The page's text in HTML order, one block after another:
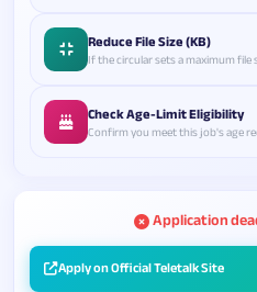
Reduce File Size (KB)
If the circular sets a maximum file
Check Age-Limit Eligibility
Confirm you meet this job's age
Application
Apply on Official Teletalk Site